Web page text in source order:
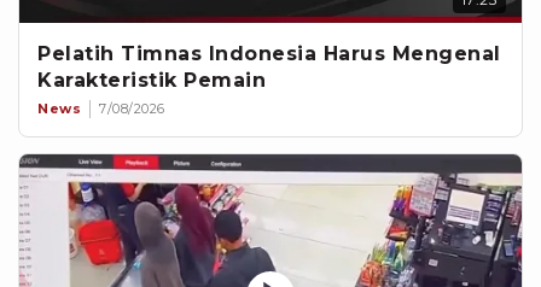
Pelatih Timnas Indonesia Harus Mengenal
Karakteristik Pemain
News 7/08/2026